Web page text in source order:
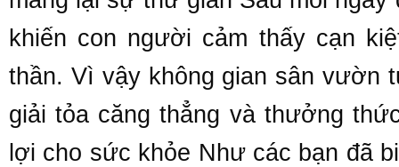
khiến con người cảm thấy cạn
thần. Vì vậy không gian sân vườn
giải tỏa căng thẳng và thưởng
lợi cho sức khỏe Như các bạn đã